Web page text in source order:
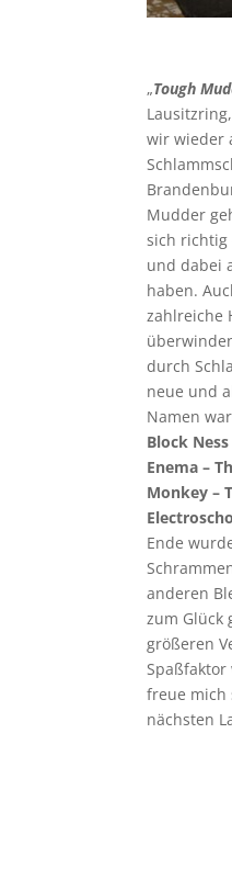
„Tough
wir wieder
Mudder
sich richtig
und dabei
haben.
zahlreiche
durch
neue und
Namen
Block
Enema –
Monkey –
Ende
anderen
zum Glück
größeren
freue mich
nächsten